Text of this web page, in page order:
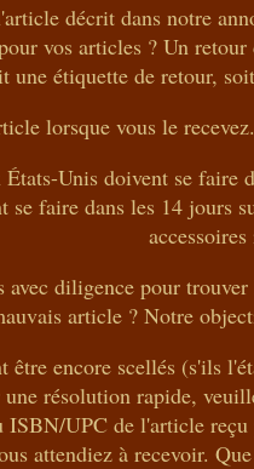
décrit dans notre
vos articles ? Un
une étiquette de retour,
lorsque vous le
Unis doivent se
se faire dans les 14 jours
avec diligence pour
article ? Notre
être encore scellés (s'ils
résolution rapide,
UPC de l'article
attendiez à recevoir.